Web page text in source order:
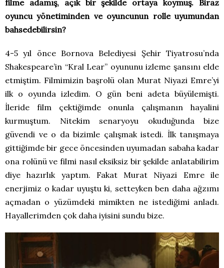
filme adamış, açık bir şekilde ortaya koymuş. Biraz
oyuncu yönetiminden ve oyuncunun rolle uyumundan
bahsedebilirsin?
4-5 yıl önce Bornova Belediyesi Şehir Tiyatrosu’nda
Shakespeare’in “Kral Lear” oyununu izleme şansını elde
etmiştim. Filmimizin başrolü olan Murat Niyazi Emre’yi
ilk o oyunda izledim. O gün beni adeta büyülemişti.
İleride film çektiğimde onunla çalışmanın hayalini
kurmuştum. Nitekim senaryoyu okuduğunda bize
güvendi ve o da bizimle çalışmak istedi. İlk tanışmaya
gittiğimde bir gece öncesinden uyumadan sabaha kadar
ona rolünü ve filmi nasıl eksiksiz bir şekilde anlatabilirim
diye hazırlık yaptım. Fakat Murat Niyazi Emre ile
enerjimiz o kadar uyuştu ki, setteyken ben daha ağzımı
açmadan o yüzümdeki mimikten ne istediğimi anladı.
Hayallerimden çok daha iyisini sundu bize.